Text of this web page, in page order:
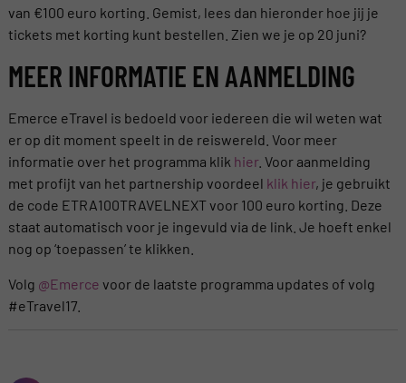
van €100 euro korting. Gemist, lees dan hieronder hoe jij je
tickets met korting kunt bestellen. Zien we je op 20 juni?
MEER INFORMATIE EN AANMELDING
Emerce eTravel is bedoeld voor iedereen die wil weten wat
er op dit moment speelt in de reiswereld. Voor meer
informatie over het programma klik hier. Voor aanmelding
met profijt van het partnership voordeel klik hier, je gebruikt
de code ETRA100TRAVELNEXT voor 100 euro korting. Deze
staat automatisch voor je ingevuld via de link. Je hoeft enkel
nog op ‘toepassen’ te klikken.
Volg @Emerce voor de laatste programma updates of volg
#eTravel17.